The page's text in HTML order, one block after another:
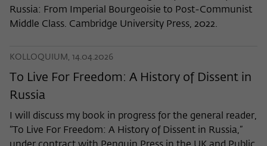
Russia: From Imperial Bourgeoisie to Post-Communist
Middle Class. Cambridge University Press, 2022.
KOLLOQUIUM, 14.04.2026
To Live For Freedom: A History of Dissent in
Russia
I will discuss my book in progress for the general reader,
“To Live For Freedom: A History of Dissent in Russia,”